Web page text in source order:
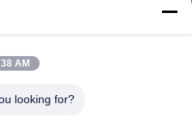
AM
looking for?